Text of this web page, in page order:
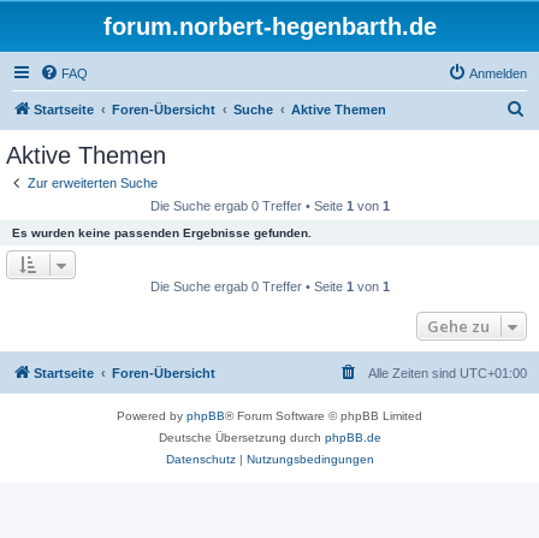
forum.norbert-hegenbarth.de
FAQ Anmelden
Startseite Foren-Übersicht Suche Aktive Themen
Aktive Themen
Zur erweiterten Suche
Die Suche ergab 0 Treffer • Seite 1 von 1
Es wurden keine passenden Ergebnisse gefunden.
Die Suche ergab 0 Treffer • Seite 1 von 1
Gehe zu
Startseite Foren-Übersicht Alle Zeiten sind UTC+01:00
Powered by phpBB® Forum Software © phpBB Limited
Deutsche Übersetzung durch phpBB.de
Datenschutz| Nutzungsbedingungen